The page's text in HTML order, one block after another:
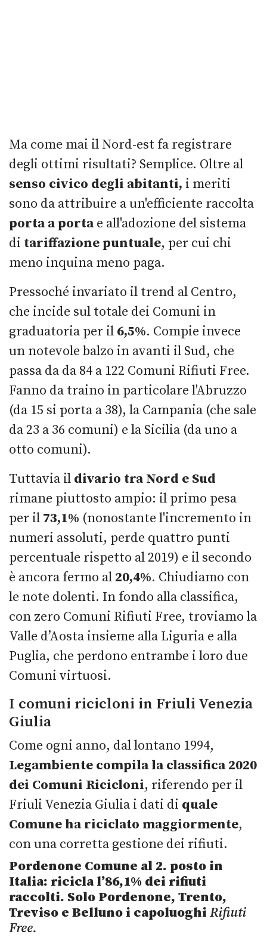
Ma come mai il Nord-est fa registrare
degli ottimi risultati? Semplice. Oltre al
senso civico degli abitanti, i meriti
sono da attribuire a un'efficiente raccolta
porta a portae all'adozione del sistema
di tariffazione puntuale, per cui chi
meno inquina meno paga.
Pressoché invariato il trend al Centro,
che incide sul totale dei Comuni in
graduatoria per il 6,5%. Compie invece
un notevole balzo in avanti il Sud, che
passa da da 84 a 122 Comuni Rifiuti Free.
Fanno da traino in particolare l'Abruzzo
(da 15 si porta a 38), la Campania (che sale
da 23 a 36 comuni) e la Sicilia (da uno a
otto comuni).
Tuttavia il divario tra Nord e Sud
rimane piuttosto ampio: il primo pesa
per il 73,1% (nonostante l'incremento in
numeri assoluti, perde quattro punti
percentuale rispetto al 2019) e il secondo
è ancora fermo al 20,4%. Chiudiamo con
le note dolenti. In fondo alla classifica,
con zero Comuni Rifiuti Free, troviamo la
Valle d’Aosta insieme alla Liguria e alla
Puglia, che perdono entrambe i loro due
Comuni virtuosi.
I comuni ricicloni in Friuli Venezia
Giulia
Come ogni anno, dal lontano 1994,
Legambiente compila la classifica 2020
dei Comuni Ricicloni, riferendo per il
Friuli Venezia Giulia i dati di quale
Comune ha riciclato maggiormente,
con una corretta gestione dei rifiuti.
Pordenone Comune al 2. posto in
Italia: ricicla l’86,1% dei rifiuti
raccolti. Solo Pordenone, Trento,
Treviso e Belluno i capoluoghi Rifiuti
Free.